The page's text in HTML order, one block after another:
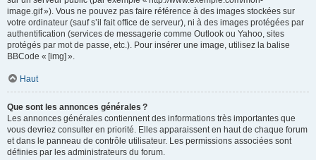
image.gif »). Vous ne pouvez pas faire référence à des images stockées sur
votre ordinateur (sauf s’il fait office de serveur), ni à des images protégées par
authentification (services de messagerie comme Outlook ou Yahoo, sites
protégés par mot de passe, etc.). Pour insérer une image, utilisez la balise
BBCode « [img] ».
Haut
Que sont les annonces générales ?
Les annonces générales contiennent des informations très importantes que
vous devriez consulter en priorité. Elles apparaissent en haut de chaque forum
et dans le panneau de contrôle utilisateur. Les permissions associées sont
définies par les administrateurs du forum.